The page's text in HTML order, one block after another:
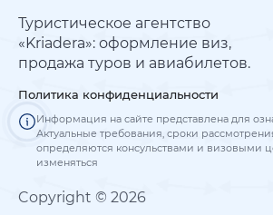
Туристическое агентство
«Kriadera»: оформление виз,
продажа туров и авиабилетов.
Политика конфиденциальности
Информация на сайте представлена для
Актуальные требования, сроки
определяются консульствами и визовыми
изменяться
Copyright © 2026